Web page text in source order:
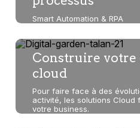
nos
pages
dans
cette
rubrique
Smart Automation & RPA
Construire votre
cloud
Pour faire face à des
activité, les solutions Cloud
votre business.